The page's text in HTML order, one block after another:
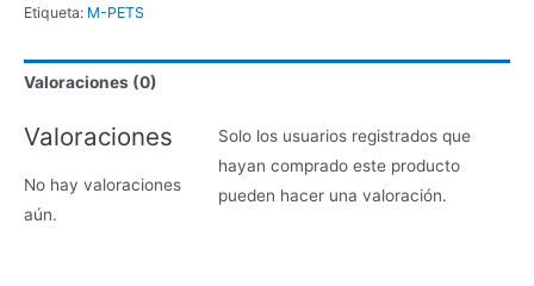
Etiqueta: M-PETS
Valoraciones (0)
Valoraciones
No hay valoraciones
aún.
Solo los usuarios registrados que
hayan comprado este producto
pueden hacer una valoración.